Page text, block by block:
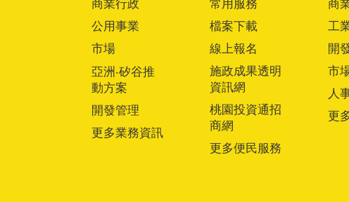
商業行政
公用事業
市場
亞洲‧矽谷推
動方案
開發管理
更多業務資訊
常用服務
檔案下載
線上報名
施政成果透明
資訊網
桃園投資通招
商網
更多便民服務
商
工
開
市
人
更